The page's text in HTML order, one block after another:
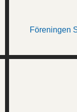
Föreningen